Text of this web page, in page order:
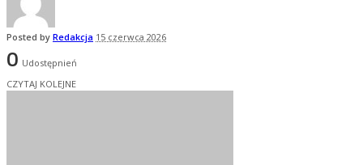
Posted by Redakcja 15 czerwca 2026
0 Udostępnień
CZYTAJ KOLEJNE